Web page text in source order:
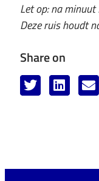
Let op: na
Deze ruis houdt
Share on